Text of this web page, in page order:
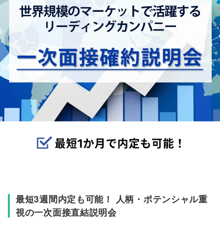
最短3週間内定も可能！ 人柄・ポテンシャル重
視の一次面接直結説明会